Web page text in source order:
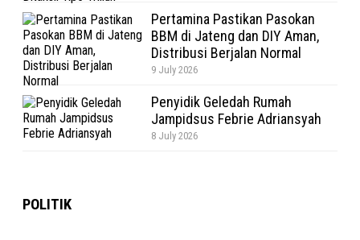
Pertamina Pastikan Pasokan
BBM di Jateng dan DIY Aman,
Distribusi Berjalan Normal
9 July 2026
Penyidik Geledah Rumah
Jampidsus Febrie Adriansyah
8 July 2026
POLITIK